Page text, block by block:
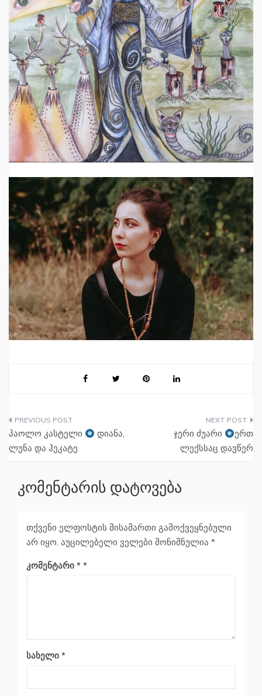
პოსტის
ნავიგაცია
პაოლო კასტელი
დიანა,
ლუნა და ჰეკატე
ჯერი ძუარი
ერთ
ლექსსაც დავწერ
კომენტარის დატოვება
თქვენი ელფოსტის მისამართი გამოქვეყნებული
არ იყო. აუცილებელი ველები მონიშნულია *
კომენტარი *
სახელი *